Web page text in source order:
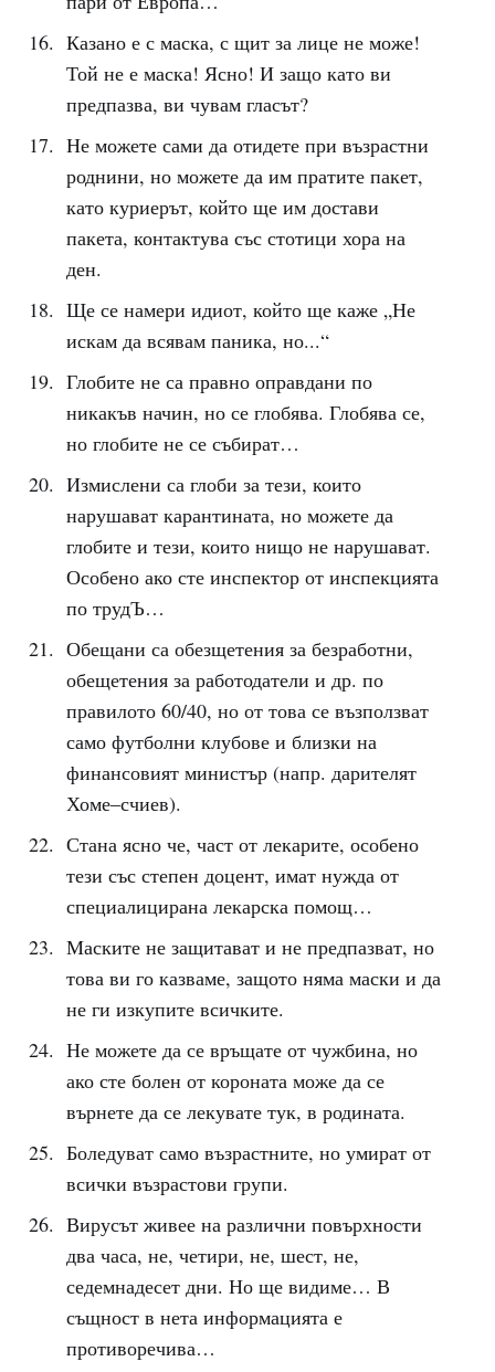
Казано е с маска, с щит за лице не може!
Той не е маска! Ясно! И защо като ви
предпазва, ви чувам гласът?
Не можете сами да отидете при възрастни
роднини, но можете да им пратите пакет,
като куриерът, който ще им достави
пакета, контактува със стотици хора на
ден.
Ще се намери идиот, който ще каже „Не
искам да всявам паника, но...“
Глобите не са правно оправдани по
никакъв начин, но се глобява. Глобява се,
но глобите не се събират…
Измислени са глоби за тези, които
нарушават карантината, но можете да
глобите и тези, които нищо не нарушават.
Особено ако сте инспектор от инспекцията
по трудЪ…
Обещани са обезщетения за безработни,
обещетения за работодатели и др. по
правилото 60/40, но от това се възползват
само футболни клубове и близки на
финансовият министър (напр. дарителят
Хоме–счиев).
Стана ясно че, част от лекарите, особено
тези със степен доцент, имат нужда от
специалицирана лекарска помощ…
Маските не защитават и не предпазват, но
това ви го казваме, защото няма маски и да
не ги изкупите всичките.
Не можете да се връщате от чужбина, но
ако сте болен от короната може да се
върнете да се лекувате тук, в родината.
Боледуват само възрастните, но умират от
всички възрастови групи.
Вирусът живее на различни повърхности
два часа, не, четири, не, шест, не,
седемнадесет дни. Но ще видиме… В
същност в нета информацията е
противоречива…